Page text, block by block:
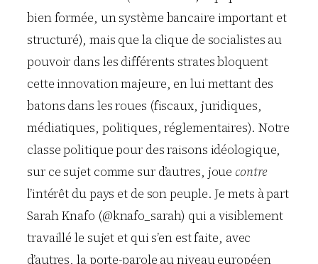
bien formée, un système bancaire important et
structuré), mais que la clique de socialistes au
pouvoir dans les différents strates bloquent
cette innovation majeure, en lui mettant des
batons dans les roues (fiscaux, juridiques,
médiatiques, politiques, réglementaires). Notre
classe politique pour des raisons idéologique,
sur ce sujet comme sur d’autres, joue contre
l’intérêt du pays et de son peuple. Je mets à part
Sarah Knafo (@knafo_sarah) qui a visiblement
travaillé le sujet et qui s’en est faite, avec
d’autres, la porte-parole au niveau européen